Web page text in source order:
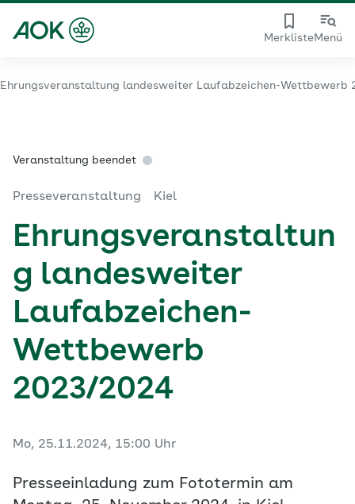
MerklisteMenü
Ehrungsveranstaltung landesweiter Laufabzeichen-Wettbewerb
Veranstaltung beendet
Presseveranstaltung Kiel
Ehrungsveranstaltun
g landesweiter
Laufabzeichen-
Wettbewerb
2023/2024
Mo, 25.11.2024, 15:00 Uhr
Presseeinladung zum Fototermin am